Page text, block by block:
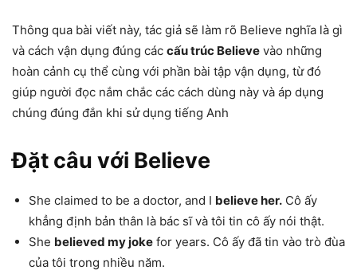
Thông qua bài viết này, tác giả sẽ làm rõ Believe nghĩa là gì
và cách vận dụng đúng các cấu trúc Believe vào những
hoàn cảnh cụ thể cùng với phần bài tập vận dụng, từ đó
giúp người đọc nắm chắc các cách dùng này và áp dụng
chúng đúng đắn khi sử dụng tiếng Anh
Đặt câu với Believe
She claimed to be a doctor, and I believe her. Cô ấy
khẳng định bản thân là bác sĩ và tôi tin cô ấy nói thật.
She believed my joke for years. Cô ấy đã tin vào trò đùa
của tôi trong nhiều năm.